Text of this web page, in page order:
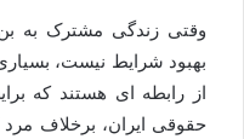
وقتی زندگی مشترک به
بهبود شرایط نیست،
از رابطه ای هستند که
حقوقی ایران، برخلاف